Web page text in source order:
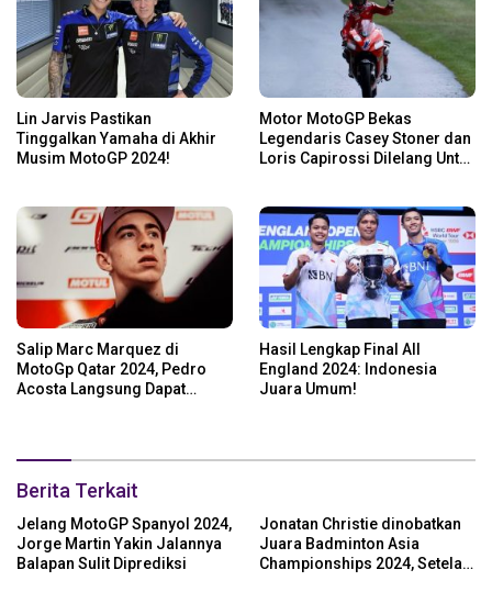
Lin Jarvis Pastikan
Tinggalkan Yamaha di Akhir
Musim MotoGP 2024!
Motor MotoGP Bekas
Legendaris Casey Stoner dan
Loris Capirossi Dilelang Untuk
Salip Marc Marquez di
MotoGp Qatar 2024, Pedro
Acosta Langsung Dapat
Hasil Lengkap Final All
England 2024: Indonesia
Juara Umum!
Berita Terkait
Jelang MotoGP Spanyol 2024,
Jorge Martin Yakin Jalannya
Balapan Sulit Diprediksi
Jonatan Christie dinobatkan
Juara Badminton Asia
Championships 2024, Setelah